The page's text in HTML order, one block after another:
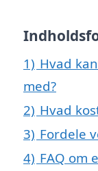
1) Hvad
med?
2) Hvad
3) Fordele
4) FAQ om